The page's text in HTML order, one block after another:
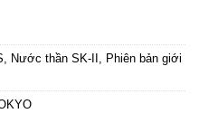
Nước thần SK-II
Phiên bản giới